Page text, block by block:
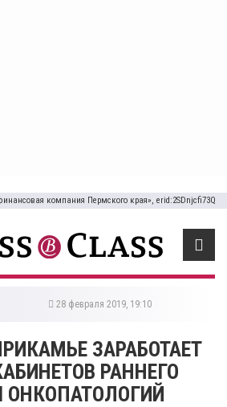
компания Пермского края», erid:2SDnjcfi73Q
28 февраля 2019, 19:10
ЗАРАБОТАЕТ
РАННЕГО
ОНКОПАТОЛОГИЙ